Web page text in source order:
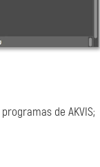
de AKVIS;